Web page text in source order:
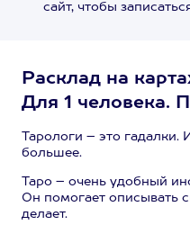
сайт, чтобы
Расклад на
Для 1 человека.
Тарологи – это
большее.
Таро – очень удобный
Он помогает описывать
делает.